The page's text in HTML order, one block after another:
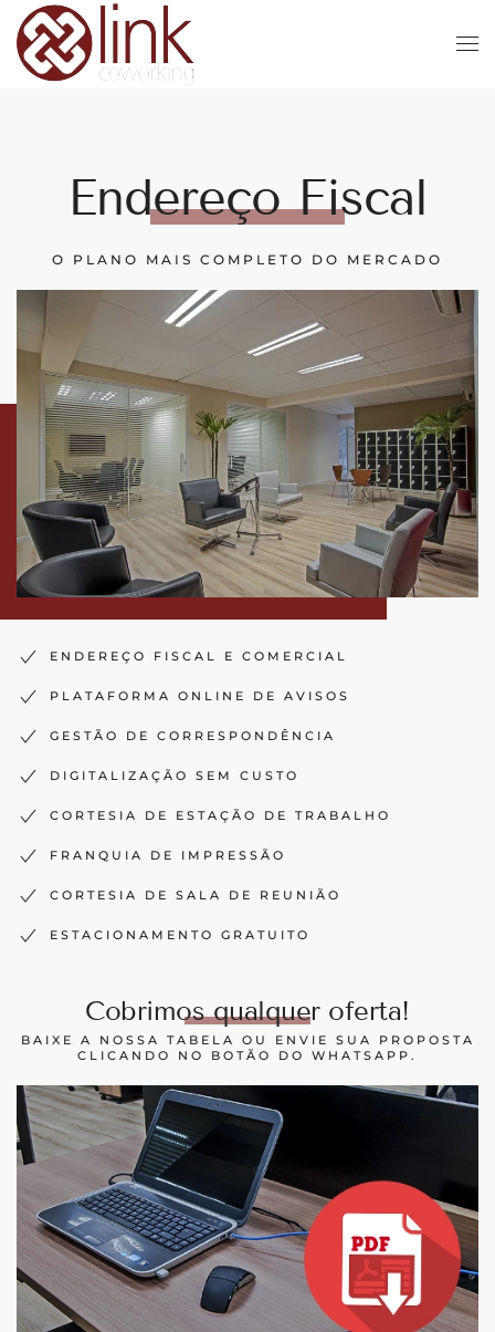
Skip to main content
Endereço Fiscal
O PLANO MAIS COMPLETO DO MERCADO
ENDEREÇO FISCAL E COMERCIAL
PLATAFORMA ONLINE DE AVISOS
GESTÃO DE CORRESPONDÊNCIA
DIGITALIZAÇÃO SEM CUSTO
CORTESIA DE ESTAÇÃO DE TRABALHO
FRANQUIA DE IMPRESSÃO
CORTESIA DE SALA DE REUNIÃO
ESTACIONAMENTO GRATUITO
Cobrimos qualquer oferta!
BAIXE A NOSSA TABELA OU ENVIE SUA PROPOSTA
CLICANDO NO BOTÃO DO WHATSAPP.